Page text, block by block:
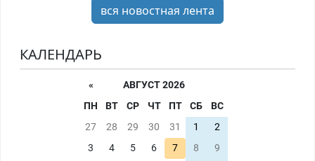
вся новостная лента
КАЛЕНДАРЬ
«
АВГУСТ 2026
ПН
ВТ СР ЧТ ПТ СБ
ВС
27
28 29 30 31 1
2
3
4 5 6 7 8
9